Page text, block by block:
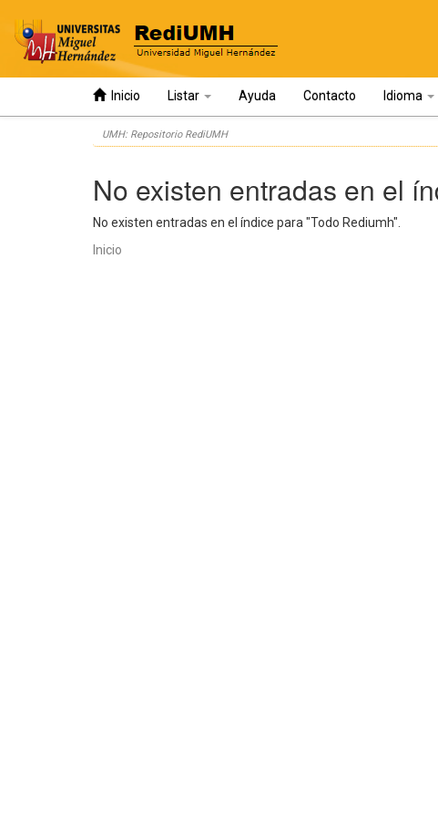
Inicio Listar Ayuda Contacto Idioma
UMH: Repositorio RediUMH
No existen entradas en el
No existen entradas en el índice para "Todo Rediumh".
Inicio